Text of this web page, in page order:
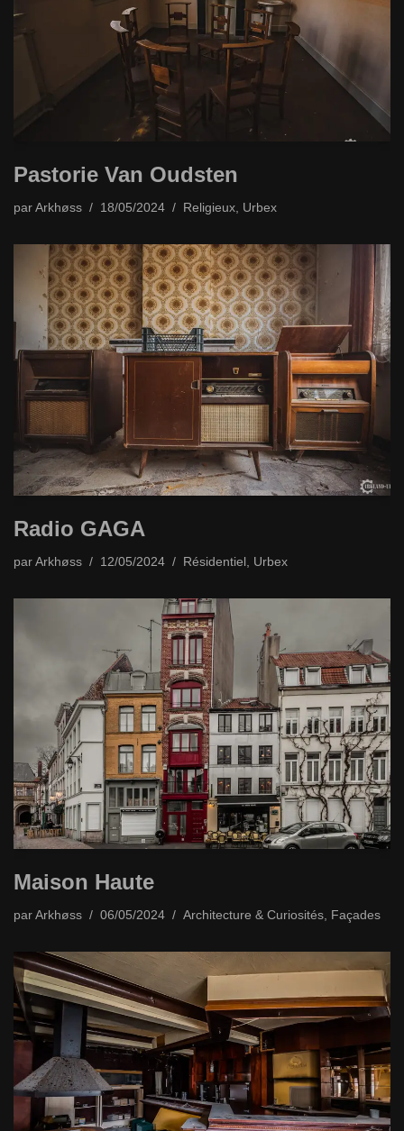
Pastorie Van Oudsten
par Arkhøss 18/05/2024 Religieux, Urbex
Radio GAGA
par Arkhøss 12/05/2024 Résidentiel Urbex
Maison Haute
par Arkhøss 06/05/2024 Architecture & Curiosités, Façades